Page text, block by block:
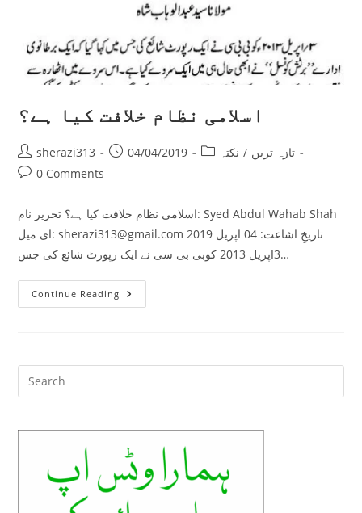
اسلامی نظام خلافت کیا ہے؟
Post
author:
sherazi313
Post04/04/2019
Post
تازہ ترین / نکتہ
Post0 Comments
اسلامی نظام خلافت کیا ہے؟ تحریر نام: Syed Abdul Wahab Shah
ای میل: sherazi313@gmail.com تاریخِ اشاعت: 04 اپریل 2019
3اپریل 2013 کوبی بی سی نے ایک رپورٹ شائع کی جس…
Continue Reading اسلامی
نظام